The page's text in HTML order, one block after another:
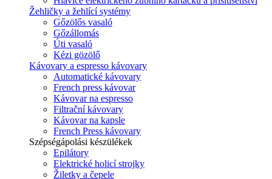
Žehličky a žehlící systémy
Gőzölős vasaló
Gőzállomás
Úti vasaló
Kézi gözölő
Kávovary a espresso kávovary
Automatické kávovary
French press kávovar
Kávovar na espresso
Filtrační kávovary
Kávovar na kapsle
French Press kávovary
Szépségápolási készülékek
Epilátory
Elektrické holicí strojky
Žiletky a čepele